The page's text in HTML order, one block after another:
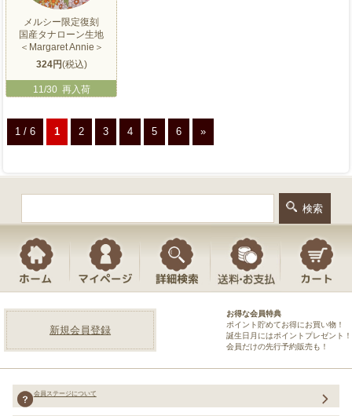
メルシー限定復刻
国産タナローン生地
＜Margaret Annie＞
324円(税込)
11/30 再入荷
1 / 6 1 2 3 4 5 6 »
新規会員登録
お得な会員特典
ポイント貯めてお得にお買い物！
誕生日月にはポイントプレゼント！
会員だけの先行予約販売も！
会員ステージについて